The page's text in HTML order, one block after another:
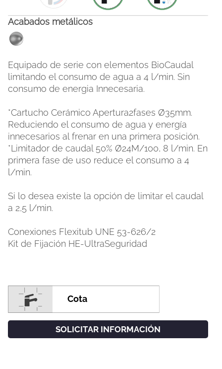
CAT ESP ENG FRA
Acabados metálicos
Equipado de serie con elementos BioCaudal
limitando el consumo de agua a 4 l/min. Sin
consumo de energia Innecesaria.
*Cartucho Cerámico Apertura2fases Ø35mm.
Reduciendo el consumo de agua y energía
innecesarios al frenar en una primera posición.
*Limitador de caudal 50% Ø24M/100, 8 l/min. En
primera fase de uso reduce el consumo a 4
l/min.
Si lo desea existe la opción de limitar el caudal
a 2,5 l/min.
Conexiones Flexitub UNE 53-626/2
Kit de Fijación HE-UltraSeguridad
Cota
SOLICITAR INFORMACIÓN